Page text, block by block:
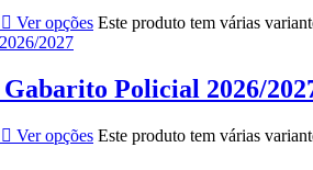
Ver opções Este produto tem várias
Policial 2026/
Ver opções Este produto tem várias